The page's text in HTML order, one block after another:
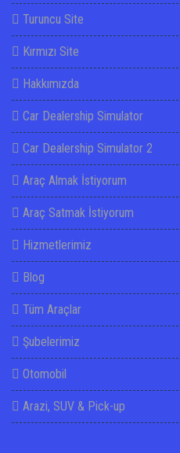
Turuncu Site
Kırmızı Site
Hakkımızda
Car Dealership Simulator
Car Dealership Simulator 2
Araç Almak İstiyorum
Araç Satmak İstiyorum
Hizmetlerimiz
Blog
Tüm Araçlar
Şubelerimiz
Otomobil
Arazi, SUV & Pick-up